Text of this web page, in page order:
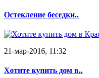
Остекление беседки..
21-мар-2016, 11:32
Хотите купить дом в..